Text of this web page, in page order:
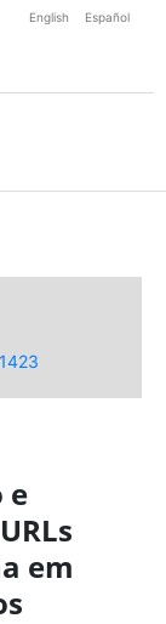
English Español
e
em